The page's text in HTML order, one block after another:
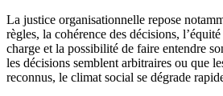
La justice organisationnelle repose
règles, la cohérence des décisions,
charge et la possibilité de faire entendre
les décisions semblent arbitraires ou que
reconnus, le climat social se dégrade